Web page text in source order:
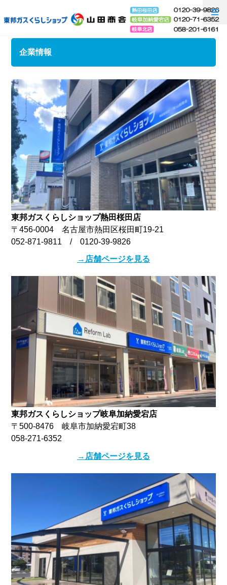
企業情報
東邦ガスくらしショップ熱田桜田店
〒456-0004 名古屋市熱田区桜田町19-21
052-871-9811 / 0120-39-9826
→店舗ページを見る
東邦ガスくらしショップ岐阜加納愛宕店
〒500-8476 岐阜市加納愛宕町38
058-271-6352
→店舗ページを見る